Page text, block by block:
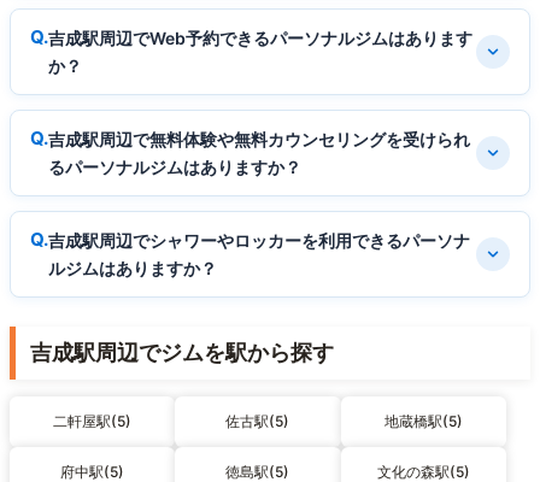
吉成駅周辺でWeb予約できるパーソナルジムはあります
か？
吉成駅周辺で無料体験や無料カウンセリングを受けられ
るパーソナルジムはありますか？
吉成駅周辺でシャワーやロッカーを利用できるパーソナ
ルジムはありますか？
吉成駅周辺でジムを駅から探す
二軒屋駅(5) 佐古駅(5) 地蔵橋駅(5)
府中駅(5) 徳島駅(5) 文化の森駅(5)